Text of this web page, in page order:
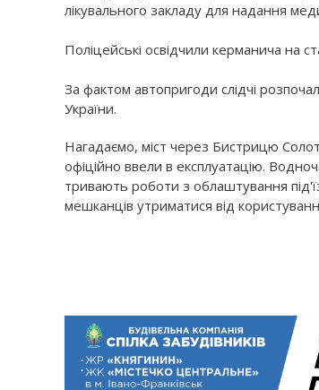
лікувального закладу для надання
Поліцейські освідчили керманича на
За фактом автопригоди слідчі
України.
Нагадаємо, міст через Бистрицю
офіційно ввели в експлуатацію.
тривають роботи з облаштування
мешканців утриматися від